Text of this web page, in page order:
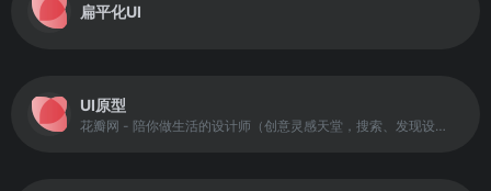
扁平化UI
UI原型
花瓣网 - 陪你做生活的设计师（创意灵感天堂，搜索、发现设计灵感、设计素材）